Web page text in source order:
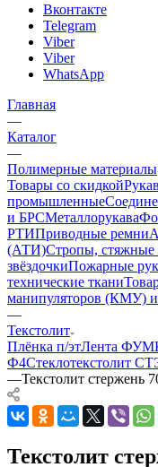
Вконтакте
Telegram
Viber
Viber
WhatsApp
Главная
—
Каталог
—
Полимерные материалы
Товары со скидкой
промышленные
и БРСМеталлорукава
РТИПриводные ремни
(АТИ)Стропы, стяжные
звёздочкиПожарные
технические ткани
манипуляторов (КМУ) и
—
Текстолит
Плёнка п/этЛента ФУМ
Ф4Стеклотекстолит
—Текстолит стержень
Текстолит